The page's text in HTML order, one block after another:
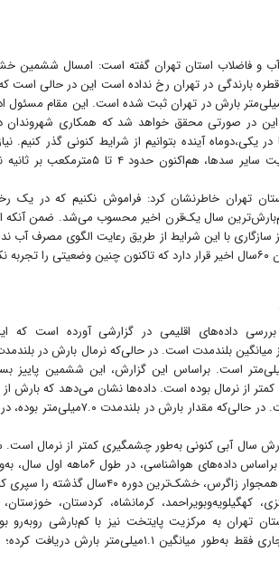
و فاضلاب استان تهران گفته است: امسال ششمین
درازمدت به‌طور میانگین ۳۰میلی‌متر بارش در تهران ثبت شده است.
بهره‌برداری از منابع یادشده و
تهران خاطرنشان کرد: فراموش نکنیم که در یک
سال یک‌قرن اخیر محسوب می‌شد. ضمن آنکه از
سازگاری با این شرایط از طریق رعایت الگوی مصرف آب
آب تهران هم‌اکنون در کم‌ترین میزان ۶۰سال اخیر قرار دارد که تاکنون
مهر‌۱۴۰۴ تاکنون‌‌ فقط ۲.۳میلی‌متر است. براساس این گزارش، این
سال آبی کنونی به‌طور چشمگیری کمتر از نرمال است.
۳۱ شهریور سال بعد ادامه می‌یابد.
خشک‌ترین دوره ۴۰سال گذشته را سپری کردند.
کهگیلویه‌و‌بویراحمد، کرمانشاه، کردستان،
تهران به مرکزیت پایتخت نیز با کم‌بارشی روبه‌رو